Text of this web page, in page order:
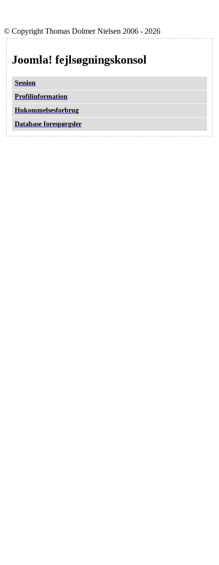
© Copyright Thomas Dolmer Nielsen 2006 - 2026
Joomla! fejlsøgningskonsol
Session
Profilinformation
Hukommelsesforbrug
Database forespørgsler